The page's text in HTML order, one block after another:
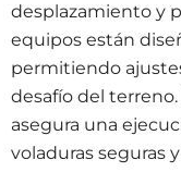
desplazamiento y
equipos están
permitiendo
desafío del
asegura una
voladuras seguras